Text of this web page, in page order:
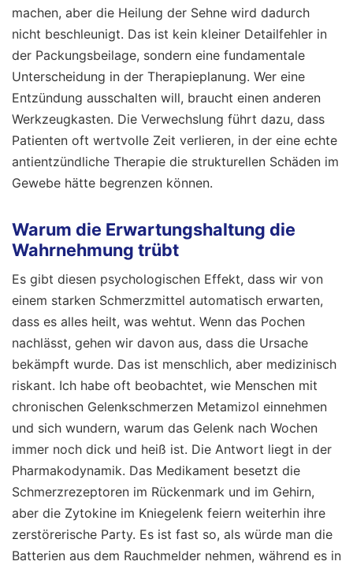
machen, aber die Heilung der Sehne wird dadurch
nicht beschleunigt. Das ist kein kleiner Detailfehler in
der Packungsbeilage, sondern eine fundamentale
Unterscheidung in der Therapieplanung. Wer eine
Entzündung ausschalten will, braucht einen anderen
Werkzeugkasten. Die Verwechslung führt dazu, dass
Patienten oft wertvolle Zeit verlieren, in der eine echte
antientzündliche Therapie die strukturellen Schäden im
Gewebe hätte begrenzen können.
Warum die Erwartungshaltung die
Wahrnehmung trübt
Es gibt diesen psychologischen Effekt, dass wir von
einem starken Schmerzmittel automatisch erwarten,
dass es alles heilt, was wehtut. Wenn das Pochen
nachlässt, gehen wir davon aus, dass die Ursache
bekämpft wurde. Das ist menschlich, aber medizinisch
riskant. Ich habe oft beobachtet, wie Menschen mit
chronischen Gelenkschmerzen Metamizol einnehmen
und sich wundern, warum das Gelenk nach Wochen
immer noch dick und heiß ist. Die Antwort liegt in der
Pharmakodynamik. Das Medikament besetzt die
Schmerzrezeptoren im Rückenmark und im Gehirn,
aber die Zytokine im Kniegelenk feiern weiterhin ihre
zerstörerische Party. Es ist fast so, als würde man die
Batterien aus dem Rauchmelder nehmen, während es in